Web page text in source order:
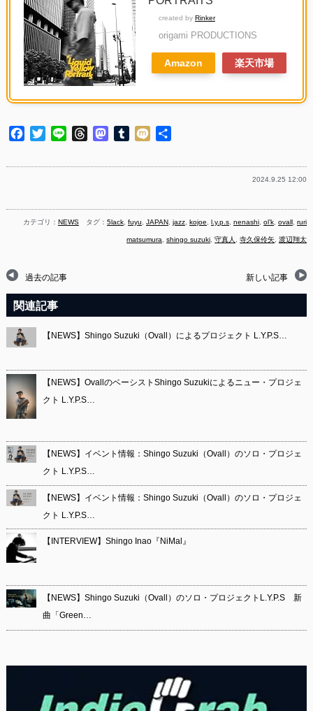
created by Rinker
origami PRODUCTIONS
Amazon 楽天市場
Facebook
TwitterLine ThreadsMastodon
Tumblr
Mixi
2024.9.25 12:00
カテゴリ：NEWS タグ：5lack ,fuyu ,JAPAN ,jazz ,kojoe ,l.y.p.s ,nenashi ,ol’k ,ovall ,ruri
matsumura ,shingo suzuki ,守真人 ,寺久保伶矢 ,渡辺翔太
過去の記事 新しい記事
関連記事
【NEWS】Shingo Suzuki（Ovall）によるプロジェクト L.Y.P.S…
【NEWS】OvallのベーシストShingo Suzukiによるニュー・プロジェ
クト L.Y.P.S…
【NEWS】イベント情報：Shingo Suzuki（Ovall）のソロ・プロジェ
クト L.Y.P.S…
【NEWS】イベント情報：Shingo Suzuki（Ovall）のソロ・プロジェ
クト L.Y.P.S…
【INTERVIEW】Shingo Inao『NiMal』
【NEWS】Shingo Suzuki（Ovall）のソロ・プロジェクトL.Y.P.S 新
曲「Green…